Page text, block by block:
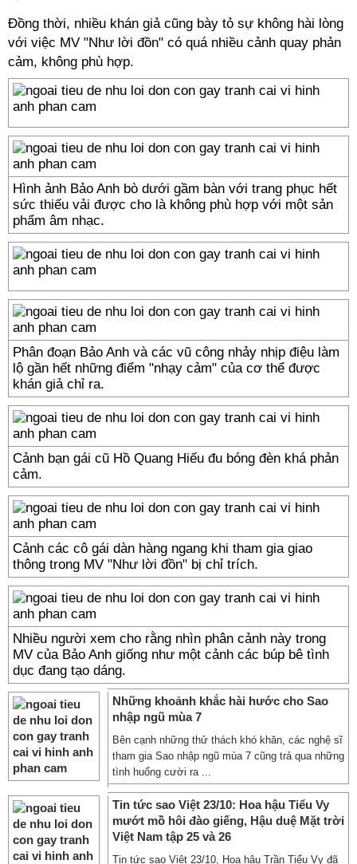
Đồng thời, nhiều khán giả cũng bày tỏ sự không hài lòng
với việc MV "Như lời đồn" có quá nhiều cảnh quay phản
cảm, không phù hợp.
Hình ảnh Bảo Anh bò dưới gầm bàn với trang phục hết
sức thiếu vải được cho là không phù hợp với một sản
phẩm âm nhạc.
Phân đoạn Bảo Anh và các vũ công nhảy nhịp điệu làm
lộ gần hết những điểm "nhạy cảm" của cơ thể được
khán giả chỉ ra.
​​​Cảnh bạn gái cũ Hồ Quang Hiếu đu bóng đèn khá phản
cảm.
Cảnh các cô gái dàn hàng ngang khi tham gia giao
thông trong MV "Như lời đồn" bị chỉ trích.
​​Nhiều người xem cho rằng nhìn phân cảnh này trong
MV của Bảo Anh giống như một cảnh các búp bê tình
dục đang tạo dáng.
Những khoảnh khắc hài hước cho Sao
nhập ngũ mùa 7
Bên cạnh những thử thách khó khăn, các nghệ sĩ
tham gia Sao nhập ngũ mùa 7 cũng trả qua những
tình huống cười ra ...
Tin tức sao Việt 23/10: Hoa hậu Tiểu Vy
mướt mồ hôi đào giếng, Hậu duệ Mặt trời
Việt Nam tập 25 và 26
Tin tức sao Việt 23/10, Hoa hậu Trần Tiểu Vy đã